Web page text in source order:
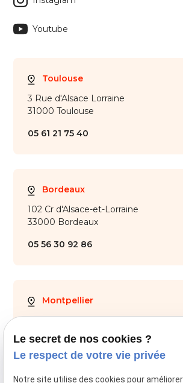
Youtube
Toulouse
3 Rue d'Alsace Lorraine
31000 Toulouse
05 61 21 75 40
Bordeaux
102 Cr d'Alsace-et-Lorraine
33000 Bordeaux
05 56 30 92 86
Montpellier
28 Av. de Maurin
34000 Montpellier
04 67 59 70 05
Le secret de nos cookies ?
Le respect de votre vie privée
Notre site utilise des cookies pour